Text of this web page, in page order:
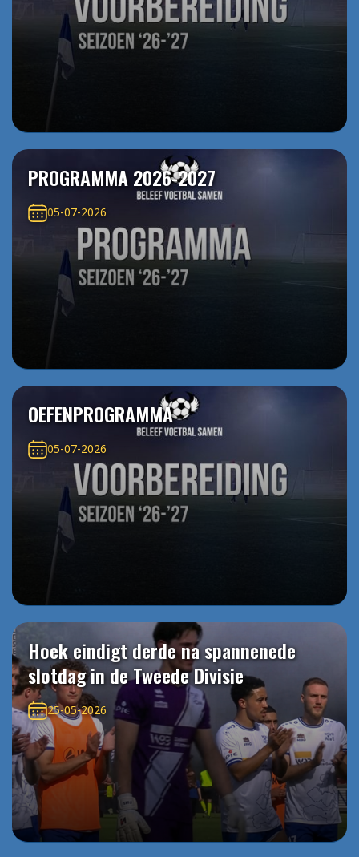
PROGRAMMA 2026-2027
05-07-2026
OEFENPROGRAMMA
05-07-2026
Hoek eindigt derde na spannenede
slotdag in de Tweede Divisie
25-05-2026